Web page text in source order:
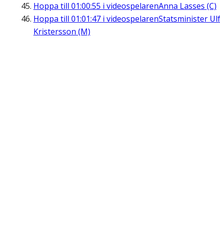
Hoppa till 01:00:55 i videospelarenAnna Lasses (C)
Hoppa till 01:01:47 i videospelarenStatsminister Ulf
Kristersson (M)